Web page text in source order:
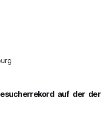
auf der der